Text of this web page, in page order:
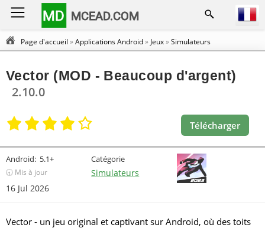
MD MCEAD.COM
Page d'accueil »Applications Android» Jeux»Simulateurs
Vector (MOD - Beaucoup d'argent)
2.10.0
Télécharger
Android: 5.1+
🕣 Mis à jour
16 Jul 2026
Catégorie
Simulateurs
Vector - un jeu original et captivant sur Android, où des toits